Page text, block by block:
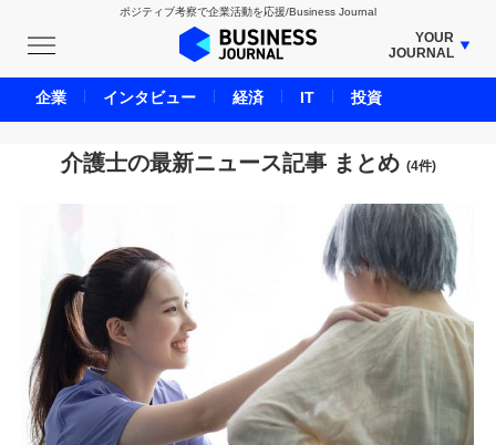
ポジティブ考察で企業活動を応援/Business Journal
YOUR
JOURNAL
BUSINESS JOURNAL
UNICORN JOURNAL
CARBON CREDITS JOURNAL
ENERGY MANAGEMENT JOURNAL
INBOUND JOURNAL
LIFE ENDING JOURNAL
AI JOURNAL
REAL ESTATE BROKERAGE JOURNAL
SMART MARKETING JOURNAL
BPaaS JOURNAL
介護士の最新ニュース記事 まとめ (4件)
企業 インタビュー 経済 IT 投資